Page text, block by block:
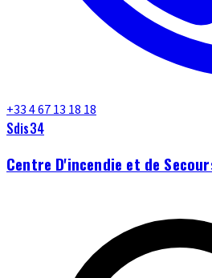
+33 4 67 13 18 18
Sdis34
Centre D'incendie et de